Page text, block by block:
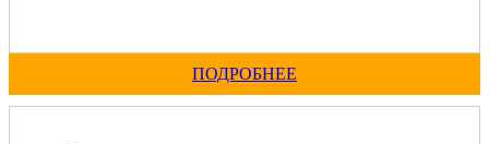
ПОДРОБНЕЕ